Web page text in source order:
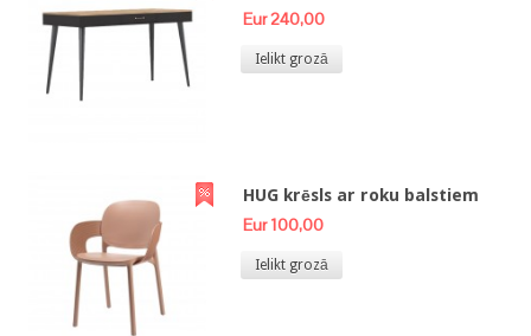
Eur 240,00
Ielikt grozā
HUG krēsls ar roku balstiem
Eur 100,00
Ielikt grozā